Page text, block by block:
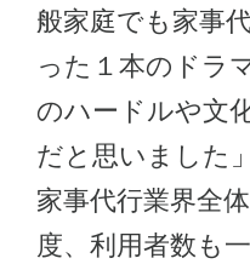
般家庭でも家事
った１本のドラ
のハードルや文
だと思いました」
家事代行業界全
度、利用者数も